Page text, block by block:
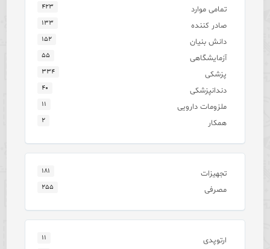
تمامی موارد ۴۲۳
صادر کننده ۱۳۳
دانش بنیان ۱۵۲
آزمایشگاهی ۵۵
پزشکی ۳۳۴
دندانپزشکی ۴۰
ملزومات دارویی ۱۱
همکار ۲
تجهیزات ۱۸۱
مصرفی ۲۵۵
ارتوپدی ۱۱